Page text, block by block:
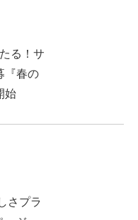
る！サ
『春の
始
さプラ